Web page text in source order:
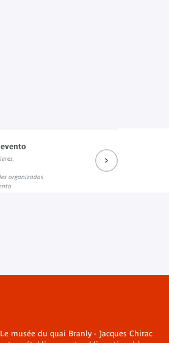
organizadas
Le musée du quai Branly - Jacques Chirac